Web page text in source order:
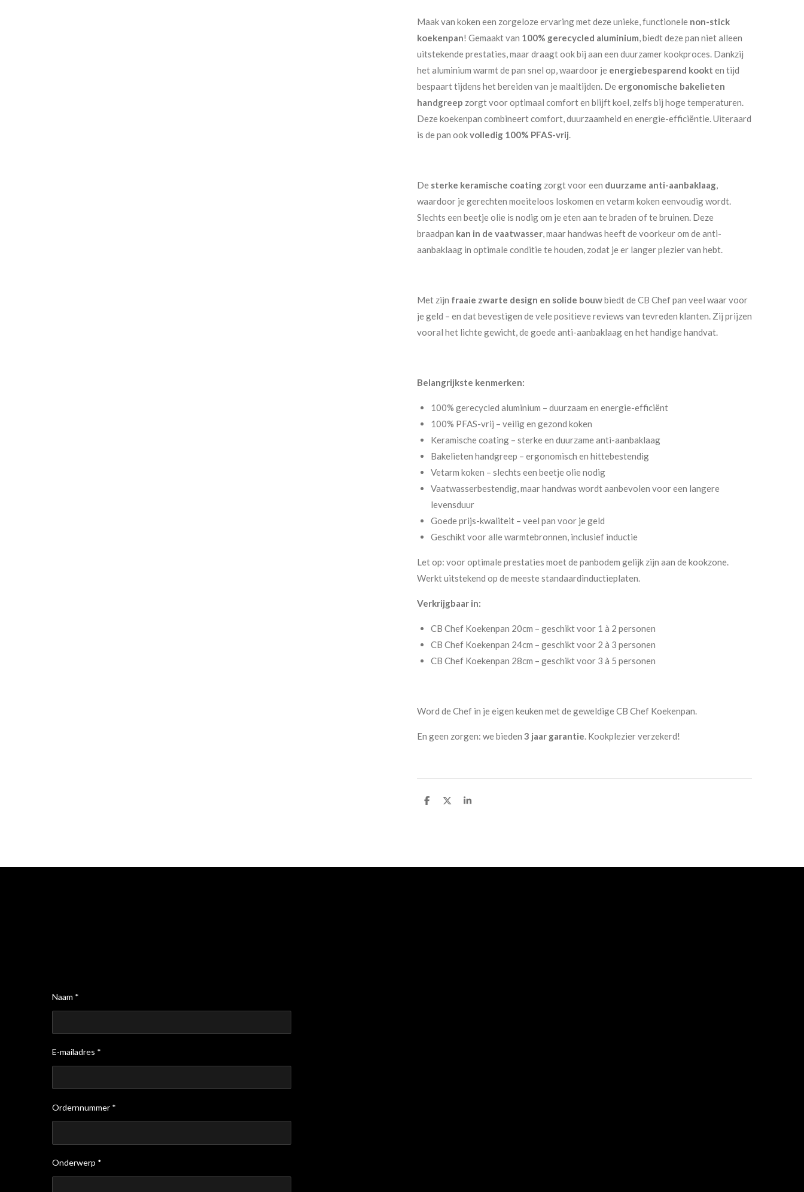
Maak van koken een zorgeloze ervaring met deze unieke, functionele non-stick
koekenpan! Gemaakt van 100% gerecycled aluminium , biedt deze pan niet alleen
uitstekende prestaties, maar draagt ook bij aan een duurzamer kookproces. Dankzij
het aluminium warmt de pan snel op, waardoor je energiebesparend kookt en tijd
bespaart tijdens het bereiden van je maaltijden. De ergonomische bakelieten
handgreep zorgt voor optimaal comfort en blijft koel, zelfs bij hoge temperaturen.
Deze koekenpan combineert comfort, duurzaamheid en energie-efficiëntie. Uiteraard
is de pan ookvolledig 100% PFAS-vrij
De sterke keramische coating zorgt voor een duurzame anti-aanbaklaag
waardoor je gerechten moeiteloos loskomen en vetarm koken eenvoudig wordt.
Slechts een beetje olie is nodig om je eten aan te braden of te bruinen. Deze
braadpan kan in de vaatwasser , maar handwas heeft de voorkeur om de anti-
aanbaklaag in optimale conditie te houden, zodat je er langer plezier van hebt.
Met zijn fraaie zwarte design en solide bouwbiedt de CB Chef pan veel waar voor
je geld – en dat bevestigen de vele positieve reviews van tevreden klanten. Zij prijzen
vooral het lichte gewicht, de goede anti-aanbaklaag en het handige handvat.
Belangrijkste kenmerken:
100% gerecycled aluminium – duurzaam en energie-efficiënt
100% PFAS-vrij – veilig en gezond koken
Keramische coating – sterke en duurzame anti-aanbaklaag
Bakelieten handgreep – ergonomisch en hittebestendig
Vetarm koken – slechts een beetje olie nodig
Vaatwasserbestendig, maar handwas wordt aanbevolen voor een langere
levensduur
Goede prijs-kwaliteit – veel pan voor je geld
Geschikt voor alle warmtebronnen, inclusief inductie
Let op: voor optimale prestaties moet de panbodem gelijk zijn aan de kookzone.
Werkt uitstekend op de meeste standaardinductieplaten.
Verkrijgbaar in:
CB Chef Koekenpan 20cm – geschikt voor 1 à 2 personen
CB Chef Koekenpan 24cm – geschikt voor 2 à 3 personen
CB Chef Koekenpan 28cm – geschikt voor 3 à 5 personen
Word de Chef in je eigen keuken met de geweldige CB Chef Koekenpan.
En geen zorgen: we bieden 3 jaar garantie . Kookplezier verzekerd!
D
D
S
Naam *
E-mailadres *
Ordernnummer *
Onderwerp *